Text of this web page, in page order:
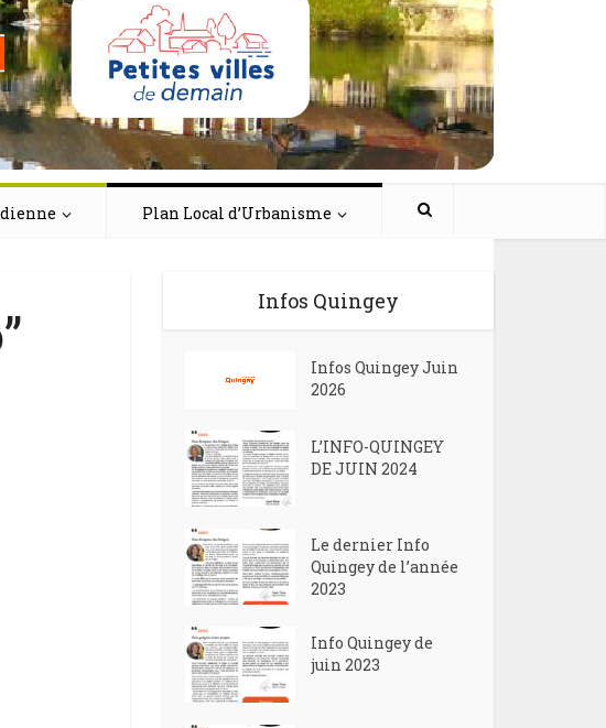
Plan Local d’Urbanisme
Infos Quingey
Infos Quingey Juin
2026
L’INFO-QUINGEY
DE JUIN 2024
Le dernier Info
Quingey de l’année
2023
Info Quingey de
juin 2023